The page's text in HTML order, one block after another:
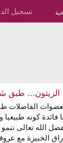
الزيتون... طبق
فائدة كونه طبيعيا
الله تعالى
الخبيزة مع